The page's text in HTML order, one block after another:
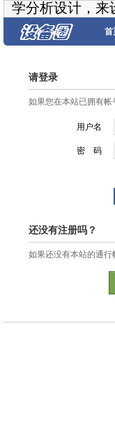
学分析设计，来
首
请登录
如果您在本站已拥有
用户名
密 码
还没有注册吗？
如果还没有本站的通行